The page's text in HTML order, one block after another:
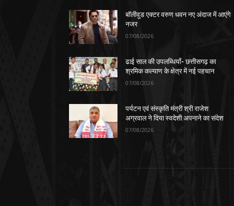
बॉलीवुड एक्टर वरुण धवन नए अंदाज में आएंगे
नजर
07/08/2026
ढाई साल की उपलब्धियाँ- छत्तीसगढ़ का
श्रमिक कल्याण के क्षेत्र में नई पहचान
07/08/2026
पर्यटन एवं संस्कृति मंत्री श्री राजेश
अग्रवाल ने दिया स्वदेशी अपनाने का संदेश
07/08/2026